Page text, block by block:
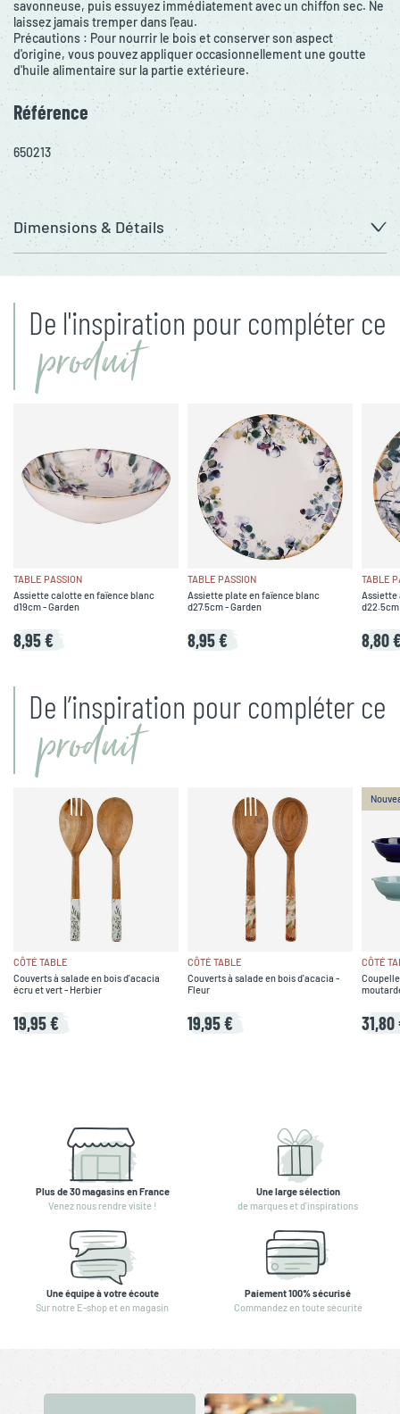
savonneuse, puis essuyez immédiatement avec un chiffon sec. Ne
laissez jamais tremper dans l'eau.
Précautions : Pour nourrir le bois et conserver son aspect
d'origine, vous pouvez appliquer occasionnellement une goutte
d'huile alimentaire sur la partie extérieure.
Référence
650213
Dimensions & Détails
De l'inspiration pour compléter ce
produit
TABLE PASSION
Assiette calotte en faïence blanc
d19cm - Garden
8,95 €
TABLE PASSION
Assiette plate en faïence blanc
d27.5cm - Garden
8,95 €
TABLE
Assiette
d22.5cm
8,80
De l’inspiration pour compléter ce
produit
CÔTÉ TABLE
Couverts à salade en bois d'acacia
écru et vert - Herbier
19,95 €
CÔTÉ TABLE
Couverts à salade en bois d'acacia -
Fleur
19,95 €
CÔTÉ
31,80
Plus de 30 magasins en France
Venez nous rendre visite !
Une large sélection
de marques et d'inspirations
Une équipe à votre écoute
Sur notre E-shop et en magasin
Paiement 100% sécurisé
Commandez en toute sécurité